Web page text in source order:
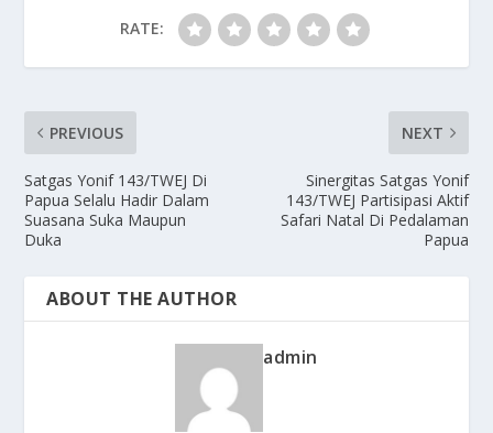
RATE:
PREVIOUS
Satgas Yonif 143/TWEJ Di
Papua Selalu Hadir Dalam
Suasana Suka Maupun
Duka
NEXT
Sinergitas Satgas Yonif
143/TWEJ Partisipasi Aktif
Safari Natal Di Pedalaman
Papua
ABOUT THE AUTHOR
admin